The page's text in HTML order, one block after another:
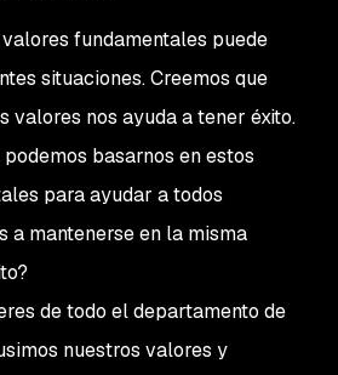
fundamentales puede
situaciones. Creemos que
valores nos ayuda a tener éxito.
basarnos en estos
para ayudar a todos
a mantenerse en la misma
de todo el departamento de
nuestros valores y